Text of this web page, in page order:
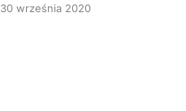
30 września 2020